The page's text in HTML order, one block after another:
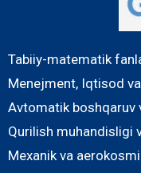
Tabiiy-matematik
Menejment, Iqtisod
Avtomatik boshqaruv
Qurilish muhandisligi
Mexanik va